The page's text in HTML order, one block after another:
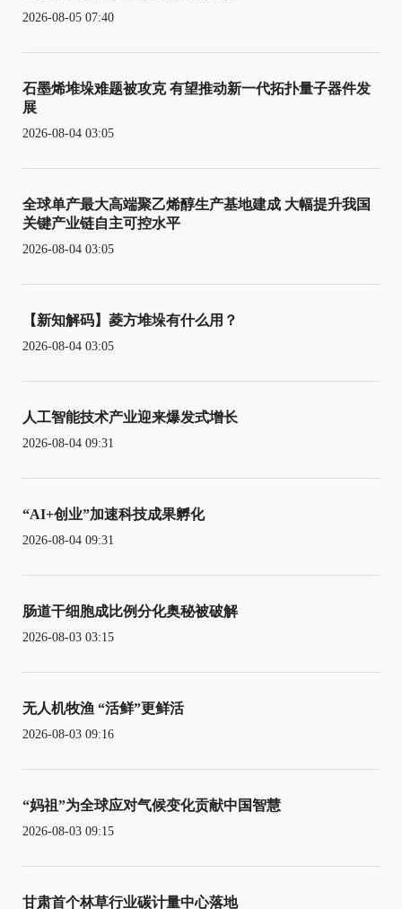
2026-08-05 07:40
石墨烯堆垛难题被攻克 有望推动新一代拓扑量子器件发
展
2026-08-04 03:05
全球单产最大高端聚乙烯醇生产基地建成 大幅提升我国
关键产业链自主可控水平
2026-08-04 03:05
【新知解码】菱方堆垛有什么用？
2026-08-04 03:05
人工智能技术产业迎来爆发式增长
2026-08-04 09:31
“AI+创业”加速科技成果孵化
2026-08-04 09:31
肠道干细胞成比例分化奥秘被破解
2026-08-03 03:15
无人机牧渔 “活鲜”更鲜活
2026-08-03 09:16
“妈祖”为全球应对气候变化贡献中国智慧
2026-08-03 09:15
甘肃首个林草行业碳计量中心落地